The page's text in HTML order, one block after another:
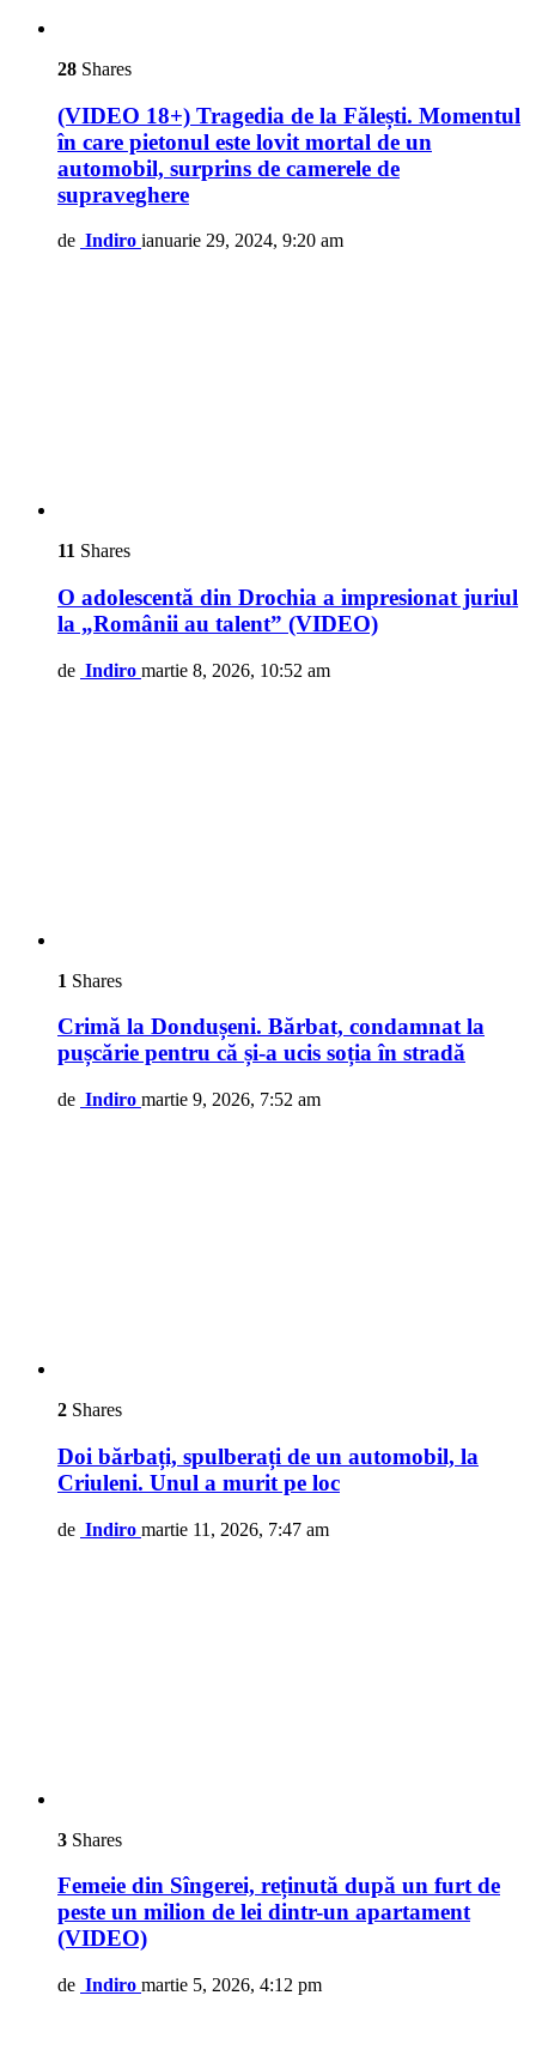
28 Shares
(VIDEO 18+) Tragedia de la Fălești. Momentul
în care pietonul este lovit mortal de un
automobil, surprins de camerele de
supraveghere
de Indiro ianuarie 29, 2024, 9:20 am
11 Shares
O adolescentă din Drochia a impresionat juriul
la „Românii au talent” (VIDEO)
de Indiro martie 8, 2026, 10:52 am
1 Shares
Crimă la Dondușeni. Bărbat, condamnat la
pușcărie pentru că și-a ucis soția în stradă
de Indiro martie 9, 2026, 7:52 am
2 Shares
Doi bărbați, spulberați de un automobil, la
Criuleni. Unul a murit pe loc
de Indiro martie 11, 2026, 7:47 am
3 Shares
Femeie din Sîngerei, reținută după un furt de
peste un milion de lei dintr-un apartament
(VIDEO)
de Indiro martie 5, 2026, 4:12 pm